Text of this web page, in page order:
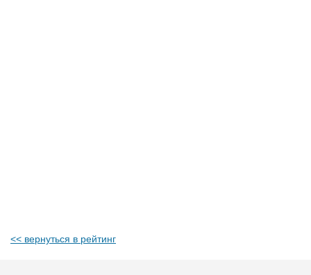
<< вернуться в рейтинг